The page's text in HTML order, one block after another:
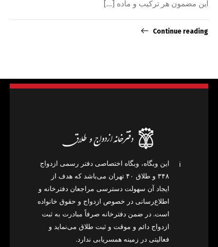
این مضمون هر ترکیب و ماده […]
Continue reading
ℹ️
این وبگاه، وبگاه اختصاصی دفتر رسمی ازدواج
۳۴۸ و طلاق ۴۰ تهران می‌باشد که هدف از
ایجاد آن سهولت دسترسی مراجعان دفترخانه و
اطلاع‌رسانی در خصوص ازدواج و حقوق خانواده
است. در ضمن دفترخانه صرفاً مبادرت به ثبت
ازدواج دائم و موقت و ثبت طلاق می‌نماید و
فعالیتی در زمینه همسریابی ندارد.